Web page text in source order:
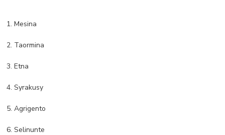
1. Mesina
2. Taormina
3. Etna
4. Syrakusy
5. Agrigento
6. Selinunte